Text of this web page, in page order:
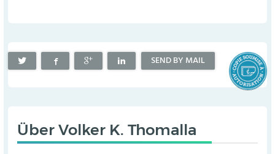
SEND BY MAIL
ÜberVolker K. Thomalla